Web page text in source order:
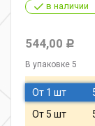
в наличии
544,00 Р
В упаковке 5
От 1 шт
От 5 шт